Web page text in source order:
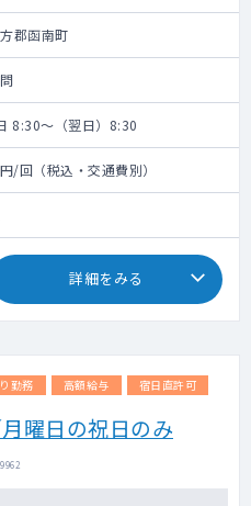
郡函南町
8:30～（翌日）8:30
/回（税込・交通費別）
詳細をみる
勤務 高額給与 宿日直許可
曜日の祝日のみ